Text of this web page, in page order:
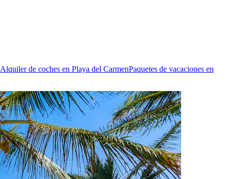
Alquiler de coches en Playa del CarmenPaquetes de vacaciones en